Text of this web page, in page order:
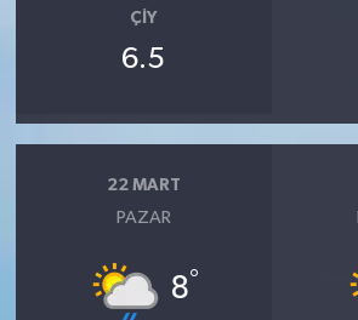
ÇIY
6.5
22 MART
PAZAR
8°